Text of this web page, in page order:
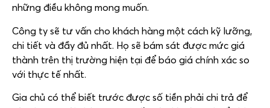
những điều không mong muốn.
Công ty sẽ tư vấn cho khách hàng một cách kỹ lưỡng,
chi tiết và đầy đủ nhất. Họ sẽ bám sát được mức giá
thành trên thị trường hiện tại để báo giá chính xác so
với thực tế nhất.
Gia chủ có thể biết trước được số tiền phải chi trả để